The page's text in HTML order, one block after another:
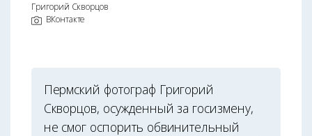
Григорий Скворцов
ВКонтакте
Пермский фотограф Григорий
Скворцов, осужденный за госизмену,
не смог оспорить обвинительный